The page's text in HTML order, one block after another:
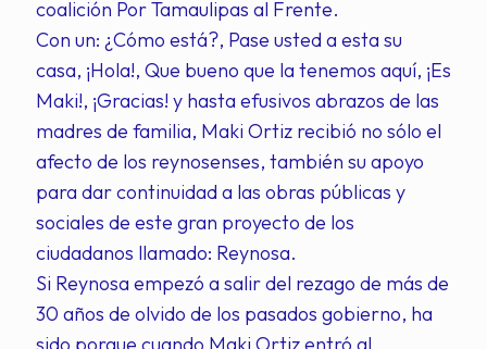
coalición Por Tamaulipas al Frente.
Con un: ¿Cómo está?, Pase usted a esta su
casa, ¡Hola!, Que bueno que la tenemos aquí, ¡Es
Maki!, ¡Gracias! y hasta efusivos abrazos de las
madres de familia, Maki Ortiz recibió no sólo el
afecto de los reynosenses, también su apoyo
para dar continuidad a las obras públicas y
sociales de este gran proyecto de los
ciudadanos llamado: Reynosa.
Si Reynosa empezó a salir del rezago de más de
30 años de olvido de los pasados gobierno, ha